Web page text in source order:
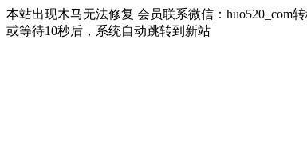
本站出现木马无法修复 会员联系微信：huo520_com
或等待10秒后，系统自动跳转到新站